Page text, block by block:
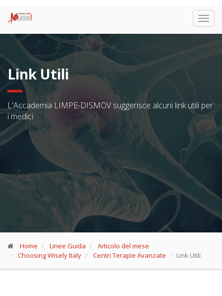
Link Utili
L'Accademia LIMPE-DISMOV suggerisce alcuni link utili per
i medici
Home Linee Guida
Articolo del mese
Choosing Wisely Italy
Centri Terapie Avanzate Link Utili